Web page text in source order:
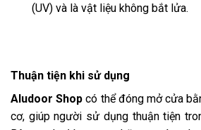
(UV) và là vật liệu không bắt lửa.
Thuận tiện khi sử dụng
Aludoor Shop có thể đóng mở cửa
cơ, giúp người sử dụng thuận tiện